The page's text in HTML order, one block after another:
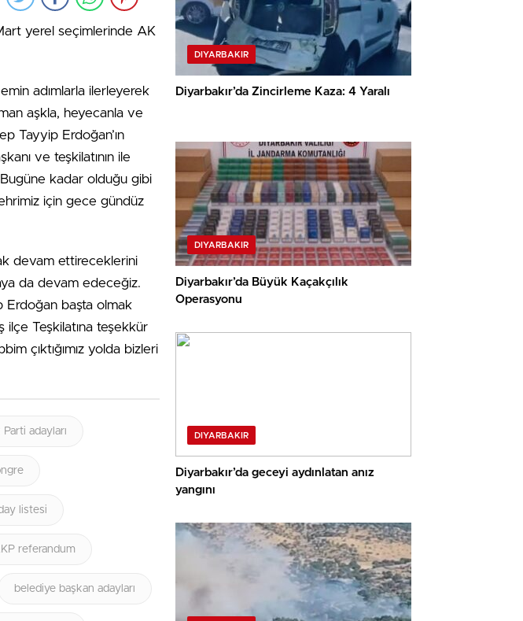
yerel seçimlerinde AK
adımlarla ilerleyerek
aşkla, heyecanla ve
Tayyip Erdoğan’ın
ve teşkilatının ile
kadar olduğu gibi
için gece gündüz
devam ettireceklerini
da devam edeceğiz.
Erdoğan başta olmak
ilçe Teşkilatına teşekkür
çıktığımız yolda bizleri
adayları
listesi
referandum
belediye başkan adayları
DIYARBAKIR
Diyarbakır’da Zincirleme Kaza: 4 Yaralı
DIYARBAKIR
Diyarbakır’da Büyük Kaçakçılık
Operasyonu
DIYARBAKIR
Diyarbakır’da geceyi aydınlatan anız
yangını